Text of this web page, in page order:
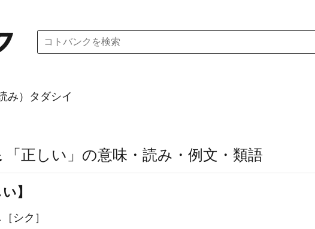
み）タダシイ
「正しい」の意味・読み・例文・類語
】
［シク］